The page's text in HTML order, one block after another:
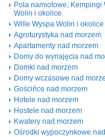
Pola namiotowe, Kempingi
Wolin i okolice
Wille Wyspa Wolin i okolice
Agroturystyka nad morzem
Apartamenty nad morzem
Domy do wynajęcia nad
Domki nad morzem
Domy wczasowe nad
Gościńce nad morzem
Hotele nad morzem
Hostele nad morzem
Kwatery nad morzem
Ośrodki wypoczynkowe